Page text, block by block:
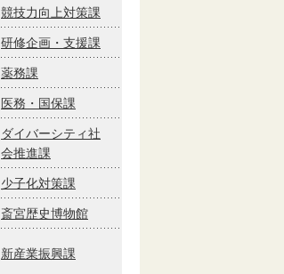
競技力向上対策課
研修企画・支援課
薬務課
医務・国保課
ダイバーシティ社
会推進課
少子化対策課
斎宮歴史博物館
新産業振興課